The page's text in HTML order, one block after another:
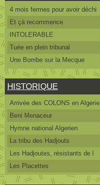
4 mois fermes pour avoir déchi
Et çà recommence
INTOLERABLE
Tuée en plein tribunal
Une Bombe sur la Mecque
HISTORIQUE
Arrivée des COLONS en Algerie
Beni Menaceur
Hymne national Algerien
La tribu des Hadjouts
Les Hadjoutes, résistants de l
Les Placettes